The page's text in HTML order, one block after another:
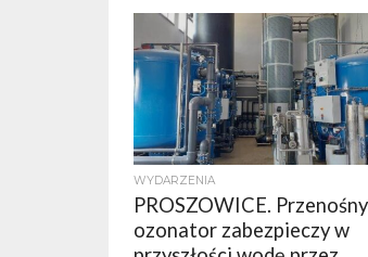
WYDARZENIA
PROSZOWICE. Przenośny
ozonator zabezpieczy w